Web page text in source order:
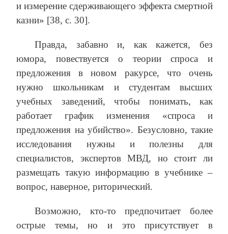
и измерение сдерживающего эффекта смертной
казни» [38, c. 30].
Правда, забавно и, как кажется, без
юмора, повествуется о теории спроса и
предложения в новом ракурсе, что очень
нужно школьникам и студентам высших
учебных заведений, чтобы понимать, как
работает график изменения «спроса и
предложения на убийство». Безусловно, такие
исследования нужны и полезны для
специалистов, экспертов МВД, но стоит ли
размещать такую ​​информацию в учебнике –
вопрос, наверное, риторический.
Возможно, кто-то предпочитает более
острые темы, но и это присутствует в